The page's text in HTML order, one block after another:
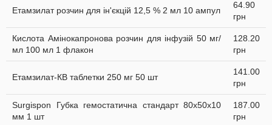
Етамзилат розчин для ін'єкцій 12,5 % 2 мл 10 ампул
64.90
грн
Кислота Амінокапронова розчин для інфузій 50 мг/
мл 100 мл 1 флакон
128.20
грн
Етамзилат-КВ таблетки 250 мг 50 шт
141.00
грн
Surgispon Губка гемостатична стандарт 80х50х10
мм 1 шт
187.00
грн